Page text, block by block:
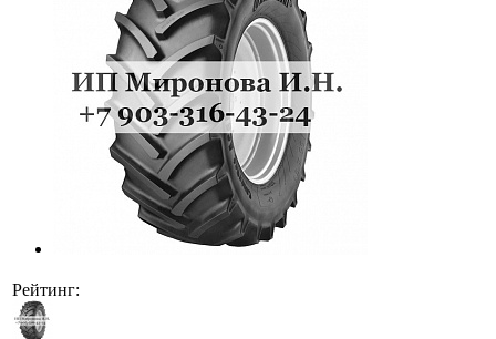
Рейтинг: